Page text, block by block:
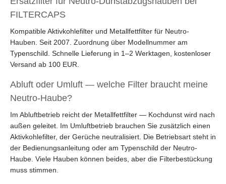
FILTERCAPS
Kompatible Aktivkohlefilter und Metallfettfilter für Neutro-
Hauben. Seit 2007. Zuordnung über Modellnummer am
Typenschild. Schnelle Lieferung in 1–2 Werktagen, kostenloser
Versand ab 100 EUR.
Abluft oder Umluft — welche Filter braucht meine
Neutro-Haube?
Im Abluftbetrieb reicht der Metallfettfilter — Kochdunst wird nach
außen geleitet. Im Umluftbetrieb brauchen Sie zusätzlich einen
Aktivkohlefilter, der Gerüche neutralisiert. Die Betriebsart steht in
der Bedienungsanleitung oder am Typenschild der Neutro-
Haube. Viele Hauben können beides, aber die Filterbestückung
muss stimmen.